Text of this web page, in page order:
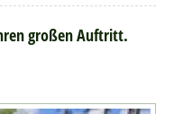
großen Auftritt.